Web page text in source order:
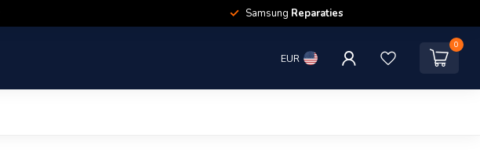
Samsung Reparaties
EUR
0